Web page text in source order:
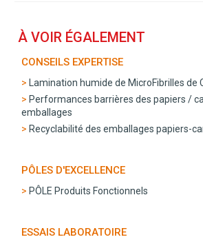
À VOIR ÉGALEMENT
CONSEILS EXPERTISE
Lamination humide de MicroFibrilles de
Performances barrières des papiers /
emballages
Recyclabilité des emballages papiers-
PÔLES D'EXCELLENCE
PÔLE Produits Fonctionnels
ESSAIS LABORATOIRE